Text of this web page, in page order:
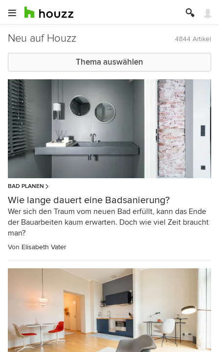
Neu auf Houzz 4844 Artikel
Thema auswählen
BAD PLANEN
Wie lange dauert eine Badsanierung?
Wer sich den Traum vom neuen Bad erfüllt, kann das Ende
der Bauarbeiten kaum erwarten. Doch wie viel Zeit braucht
man?
Von Elisabeth Vater